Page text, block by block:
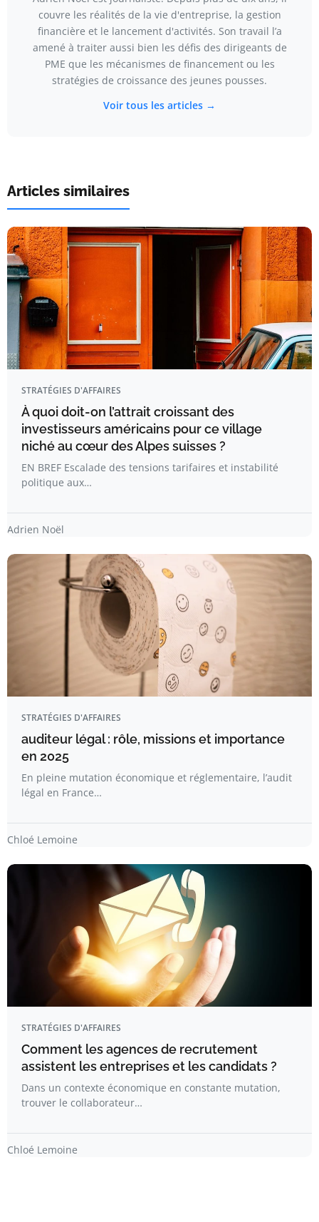
couvre les réalités de la vie d'entreprise, la gestion
financière et le lancement d'activités. Son travail l’a
amené à traiter aussi bien les défis des dirigeants de
PME que les mécanismes de financement ou les
stratégies de croissance des jeunes pousses.
Voir tous les articles →
Articles similaires
STRATÉGIES D'AFFAIRES
À quoi doit-on l’attrait croissant des
investisseurs américains pour ce village
niché au cœur des Alpes suisses ?
EN BREF Escalade des tensions tarifaires et instabilité
politique aux…
Adrien Noël
STRATÉGIES D'AFFAIRES
auditeur légal : rôle, missions et importance
en 2025
En pleine mutation économique et réglementaire, l’audit
légal en France…
Chloé Lemoine
STRATÉGIES D'AFFAIRES
Comment les agences de recrutement
assistent les entreprises et les candidats ?
Dans un contexte économique en constante mutation,
trouver le collaborateur…
Chloé Lemoine